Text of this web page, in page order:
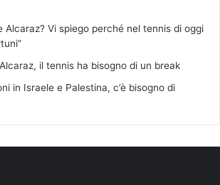
Alcaraz? Vi spiego perché nel tennis di oggi
il tennis ha bisogno di un break
in Israele e Palestina, c’è bisogno di